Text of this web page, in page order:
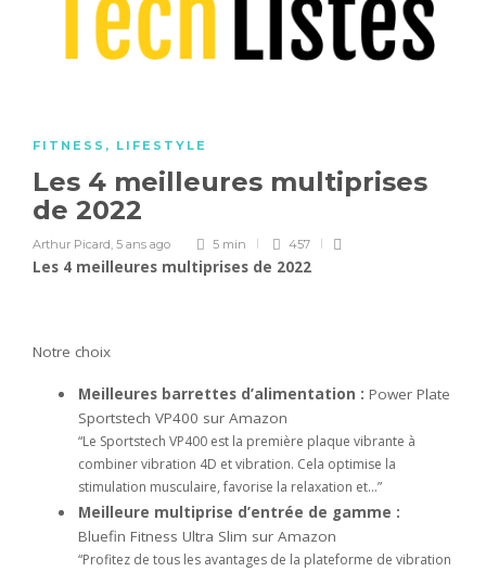
FITNESS , LIFESTYLE
Les 4 meilleures multiprises
de 2022
Arthur Picard, 5 ans ago 5 min 457
Les 4 meilleures multiprises de 2022
Notre choix
Meilleures barrettes d’alimentation : Power Plate
Sportstech VP400 sur Amazon
“Le Sportstech VP400 est la première plaque vibrante à
combiner vibration 4D et vibration. Cela optimise la
stimulation musculaire, favorise la relaxation et…”
Meilleure multiprise d’entrée de gamme :
Bluefin Fitness Ultra Slim sur Amazon
“Profitez de tous les avantages de la plateforme de vibration